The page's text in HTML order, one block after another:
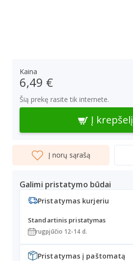
Kaina
6,49 €
Šią prekę rasite tik internete.
Į krepšelį
Į norų sąrašą
Galimi pristatymo būdai
Pristatymas kurjeriu
Standartinis pristatymas
rugpjūčio 12-14 d.
Pristatymas į paštomatą